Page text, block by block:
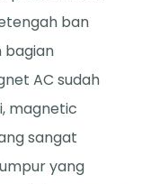
ban
bagian
AC sudah
magnetic
sangat
yang